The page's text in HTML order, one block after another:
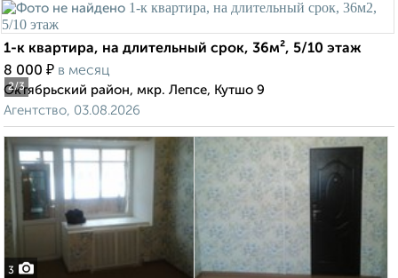
2/3
1-к квартира, на длительный срок, 36м², 5/10 этаж
8 000 ₽ в месяц
Октябрьский район, мкр. Лепсе, Кутшо 9
Агентство, 03.08.2026
3